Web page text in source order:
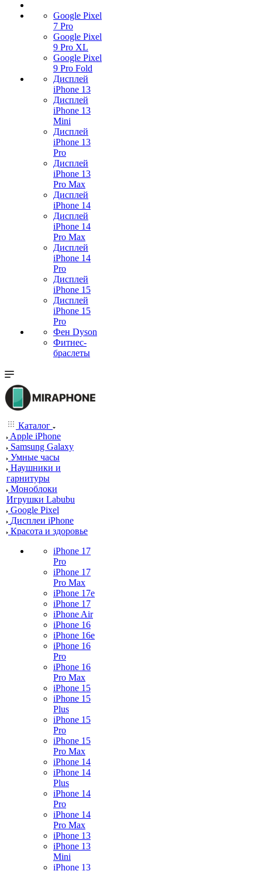
Google Pixel
7 Pro
Google Pixel
9 Pro XL
Google Pixel
9 Pro Fold
Дисплей
iPhone 13
Дисплей
iPhone 13
Mini
Дисплей
iPhone 13
Pro
Дисплей
iPhone 13
Pro Max
Дисплей
iPhone 14
Дисплей
iPhone 14
Pro Max
Дисплей
iPhone 14
Pro
Дисплей
iPhone 15
Дисплей
iPhone 15
Pro
Фен Dyson
Фитнес-
браслеты
Каталог
Apple iPhone
Samsung Galaxy
Умные часы
Наушники и
гарнитуры
Моноблоки
Игрушки Labubu
Google Pixel
Дисплеи iPhone
Красота и здоровье
iPhone 17
Pro
iPhone 17
Pro Max
iPhone 17e
iPhone 17
iPhone Air
iPhone 16
iPhone 16e
iPhone 16
Pro
iPhone 16
Pro Max
iPhone 15
iPhone 15
Plus
iPhone 15
Pro
iPhone 15
Pro Max
iPhone 14
iPhone 14
Plus
iPhone 14
Pro
iPhone 14
Pro Max
iPhone 13
iPhone 13
Mini
iPhone 13